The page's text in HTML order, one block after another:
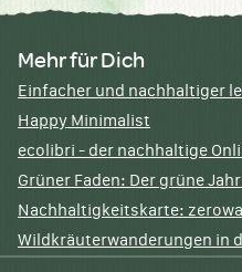
Mehr für Dich
Einfacher und nachhaltiger
Happy Minimalist
ecolibri - der nachhaltige
Grüner Faden: Der grüne
Nachhaltigkeitskarte:
Wildkräuterwanderungen in